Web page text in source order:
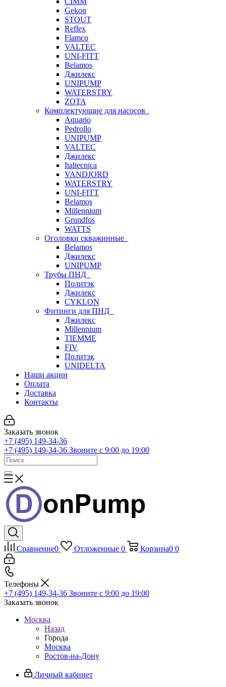
Gekon
STOUT
Reflex
Flamco
VALTEC
UNI-FITT
Belamos
Джилекс
UNIPUMP
WATERSTRY
ZOTA
Комплектующие для насосов
Aquario
Pedrollo
UNIPUMP
VALTEC
Джилекс
Italtecnica
VANDJORD
WATERSTRY
UNI-FITT
Belamos
Millennium
Grundfos
WATTS
Оголовки скважинные
Belamos
Джилекс
UNIPUMP
Трубы ПНД
Политэк
Джилекс
CYKLON
Фитинги для ПНД
Джилекс
Millennium
TIEMME
FIV
Политэк
UNIDELTA
Наши акции
Оплата
Доставка
Контакты
Заказать звонок
+7 (495) 149-34-36
+7 (495) 149-34-36 Звоните с 9:00 до 19:00
Сравнение0 Отложенные 0 Корзина0 0
Телефоны
+7 (495) 149-34-36 Звоните с 9:00 до 19:00
Заказать звонок
Москва
Назад
Города
Москва
Ростов-на-Дону
Личный кабинет